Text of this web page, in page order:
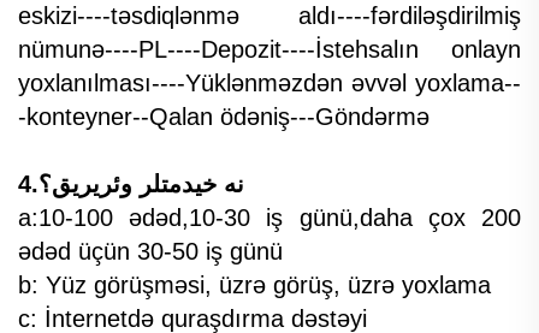
eskizi----təsdiqlənmə aldı----fərdiləşdirilmiş
nümunə----PL----Depozit----İstehsalın onlayn
yoxlanılması----Yüklənməzdən əvvəl yoxlama--
-konteyner--Qalan ödəniş---Göndərmə
4.نه خیدمتلر وئریریق؟
a:10-100 ədəd,10-30 iş günü,daha çox 200
ədəd üçün 30-50 iş günü
b: Yüz görüşməsi, üzrə görüş, üzrə yoxlama
c: İnternetdə quraşdırma dəstəyi